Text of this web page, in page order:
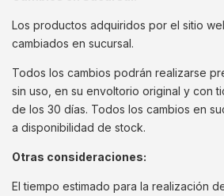
Los productos adquiridos por el sitio
cambiados en sucursal.
Todos los cambios podrán realizarse
sin uso, en su envoltorio original y con
de los 30 días. Todos los cambios en
a disponibilidad de stock.
Otras consideraciones:
El tiempo estimado para la realización